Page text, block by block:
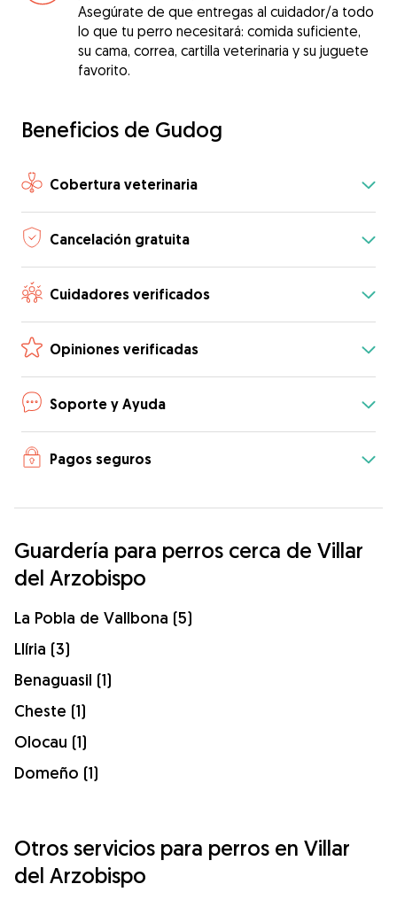
Asegúrate de que entregas al cuidador/a todo
lo que tu perro necesitará: comida suficiente,
su cama, correa, cartilla veterinaria y su juguete
favorito.
Beneficios de Gudog
Cobertura veterinaria
Cancelación gratuita
Cuidadores verificados
Opiniones verificadas
Soporte y Ayuda
Pagos seguros
Guardería para perros cerca de Villar
del Arzobispo
La Pobla de Vallbona (5)
Llíria (3)
Benaguasil (1)
Cheste (1)
Olocau (1)
Domeño (1)
Otros servicios para perros en Villar
del Arzobispo